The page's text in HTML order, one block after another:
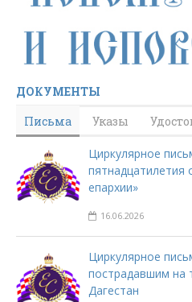
ДОКУМЕНТЫ
Письма
Указы
Циркулярное
пятнадцатилетия
епархии»
16.06.2026
Циркулярное
пострадавшим на
Дагестан